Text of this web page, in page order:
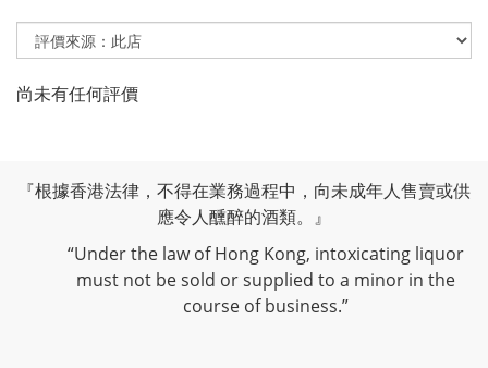
尚未有任何評價
『根據香港法律，不得在業務過程中，向未成年人售賣或供
應令人醺醉的酒類。』
“Under the law of Hong Kong, intoxicating liquor
must not be sold or supplied to a minor in the
course of business.”